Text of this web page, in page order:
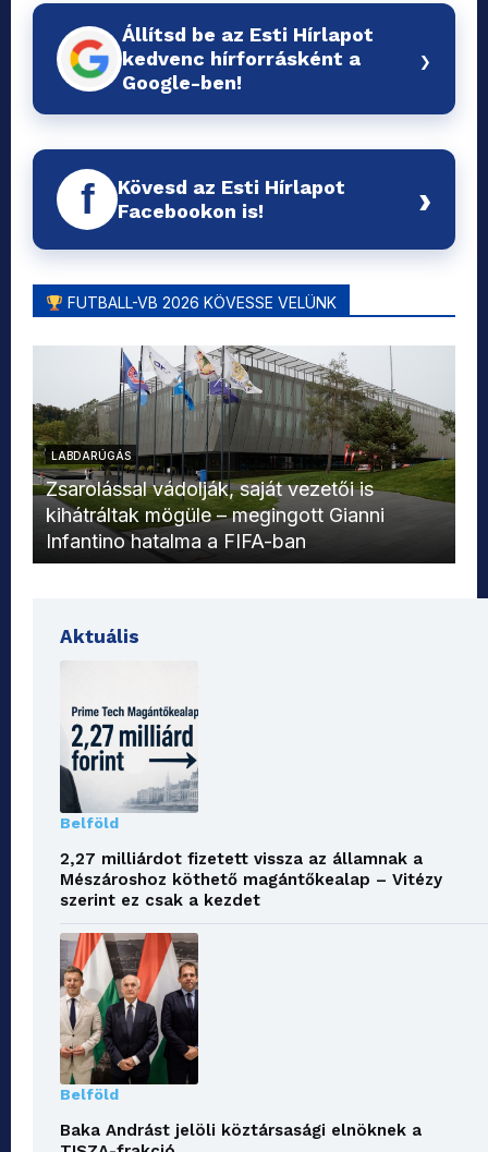
Állítsd be az Esti Hírlapot
kedvenc hírforrásként a
Google-ben!
›
f
Kövesd az Esti Hírlapot
Facebookon is!
›
FUTBALL-VB 2026 KÖVESSE VELÜNK
LABDARÚGÁS
Zsarolással vádolják, saját vezetői is
kihátráltak mögüle – megingott Gianni
Infantino hatalma a FIFA-ban
Aktuális
Belföld
2,27 milliárdot fizetett vissza az államnak a
Mészároshoz köthető magántőkealap – Vitézy
szerint ez csak a kezdet
Belföld
Baka Andrást jelöli köztársasági elnöknek a